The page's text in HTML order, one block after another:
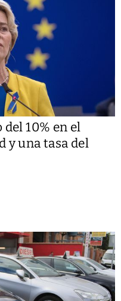
10% en el
y una tasa del